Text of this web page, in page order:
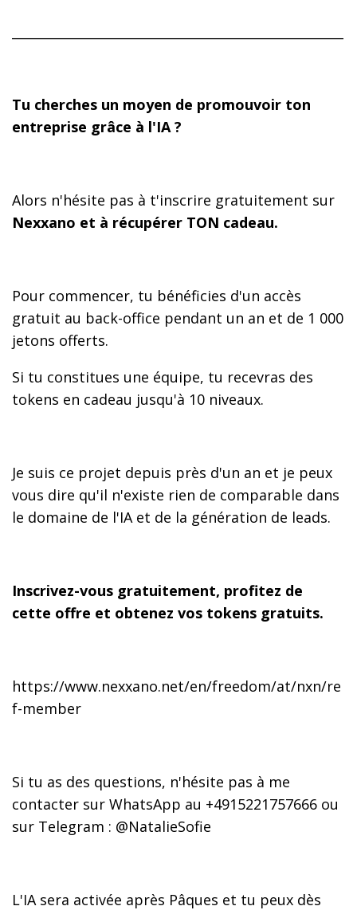
Tu cherches un moyen de promouvoir ton
entreprise grâce à l'IA ?
Alors n'hésite pas à t'inscrire gratuitement sur
Nexxano et à récupérer TON cadeau.
Pour commencer, tu bénéficies d'un accès
gratuit au back-office pendant un an et de 1 000
jetons offerts.
Si tu constitues une équipe, tu recevras des
tokens en cadeau jusqu'à 10 niveaux.
Je suis ce projet depuis près d'un an et je peux
vous dire qu'il n'existe rien de comparable dans
le domaine de l'IA et de la génération de leads.
Inscrivez-vous gratuitement, profitez de
cette offre et obtenez vos tokens gratuits.
https://www.nexxano.net/en/freedom/at/nxn/re
f-member
Si tu as des questions, n'hésite pas à me
contacter sur WhatsApp au +4915221757666 ou
sur Telegram : @NatalieSofie
L'IA sera activée après Pâques et tu peux dès